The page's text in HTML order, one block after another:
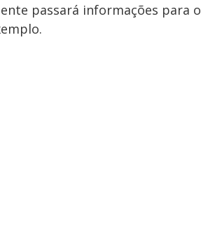
passará informações para o